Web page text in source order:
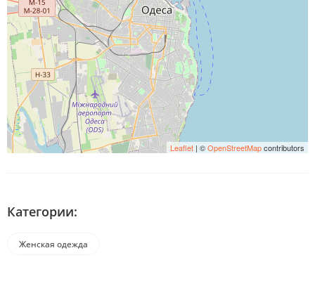
Leaflet | ©OpenStreetMapcontributors
Категории:
Женская одежда